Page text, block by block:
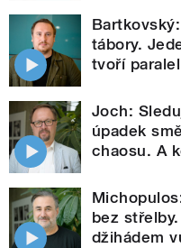
tábory.
tvoří
Joch:
úpadek
chaosu. A
bez
džihádem